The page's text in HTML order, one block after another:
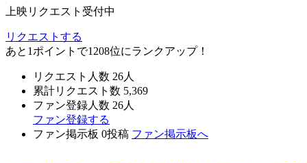
上映リクエスト受付中
リクエストする
あと 1 ポイント で1208位にランクアップ！
リクエスト人数 26人
累計リクエスト数 5,369
ファン登録人数 26人
ファン登録する
ファン掲示板 0投稿 ファン掲示板へ